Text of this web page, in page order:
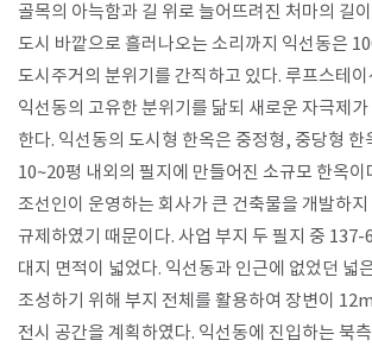
골목의 아늑함과 길 위로 늘어뜨려진 처마의 길
도시 바깥으로 흘러나오는 소리까지 익선동은
도시주거의 분위기를 간직하고 있다. 루프스테
익선동의 고유한 분위기를 닮되 새로운 자극제
한다. 익선동의 도시형 한옥은 중정형, 중당형 한
10~20평 내외의 필지에 만들어진 소규모 한옥이
조선인이 운영하는 회사가 큰 건축물을 개발하
규제하였기 때문이다. 사업 부지 두 필지 중 137-
대지 면적이 넓었다. 익선동과 인근에 없었던 넓
조성하기 위해 부지 전체를 활용하여 장변이
전시 공간을 계획하였다. 익선동에 진입하는 북